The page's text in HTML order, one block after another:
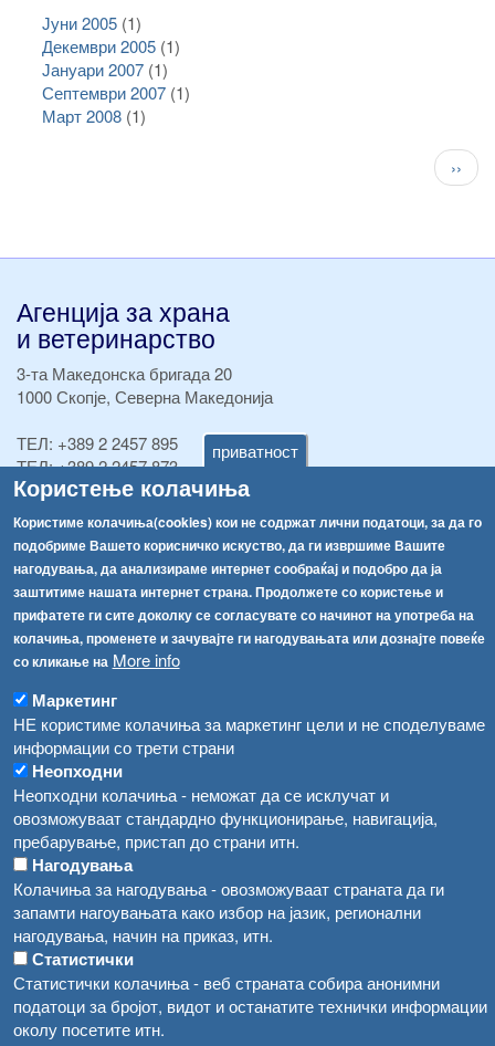
приватност
Користење колачиња
Користиме колачиња(cookies) кои не содржат лични податоци, за да го
подобриме Вашето корисничко искуство, да ги извршиме Вашите
нагодувања, да анализираме интернет сообраќај и подобро да ја
заштитиме нашата интернет страна. Продолжете со користење и
прифатете ги сите доколку се согласувате со начинот на употреба на
колачиња, променете и зачувајте ги нагодувањата или дознајте повеќе
со кликање на More info
Маркетинг
НЕ користиме колачиња за маркетинг цели и не споделуваме
информации со трети страни
Неопходни
Неопходни колачиња - неможат да се исклучат и
овозможуваат стандардно функционирање, навигација,
пребарување, пристап до страни итн.
Нагодувања
Колачиња за нагодувања - овозможуваат страната да ги
запамти нагоувањата како избор на јазик, регионални
нагодувања, начин на приказ, итн.
Статистички
Статистички колачиња - веб страната собира анонимни
податоци за бројот, видот и останатите технички информации
околу посетите итн.
Јуни 2005(1)
Декември 2005(1)
Јануари 2007(1)
Септември 2007(1)
Март 2008(1)
››
Агенција за храна
и ветеринарство
3-та Македонска бригада 20
1000 Скопје, Северна Македонија
ТЕЛ: +389 2 2457 895
ТЕЛ:+389 2 2457 873
Факс:+389 2 2457 893
Факс:
+389 2 2457 871
info@fva.gov.mk
[АХВ-претходна страна]
Соопштенија
Република Бугарија ги засили официјалните контроли при увоз на свежо овошје и зеленчук
Водата во Гостивар може да се користи како техничка, продолжува испораката на флаширана вода
Во Гостивар спроведени 70 вонредни контроли
Забраната за водата во Гостивар останува на сила, операторите да користат само технички безбедна вода
Навигација
Архива
Обрасци
Забрани
Огласи